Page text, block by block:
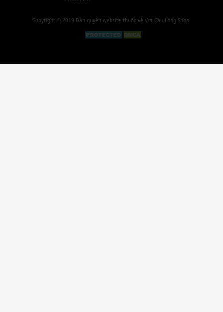
Copyright © 2019 Bản quyền website thuộc về Vợt Cầu Lông Shop.